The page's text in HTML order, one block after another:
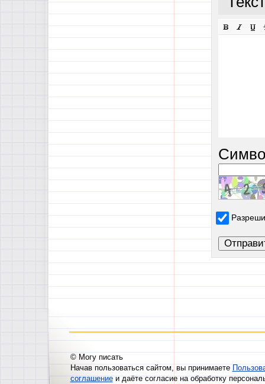
© Могу писать
Начав пользоваться сайтом, вы принимаете
соглашениеи даёте согласие на обработку